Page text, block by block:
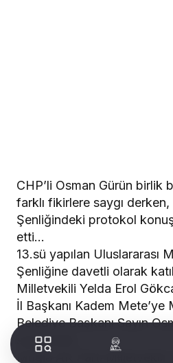
CHP’li Osman Gürün birlik
farklı fikirlere saygı
Şenliğindeki protokol
etti…
13.sü yapılan Uluslararası
Şenliğine davetli olarak
Milletvekili Yelda Erol
İl Başkanı Kadem
Belediye Başkanı Sayın
saygısızlık…
Muğla AK Parti Milletvekili